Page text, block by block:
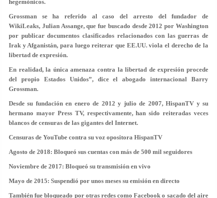
hegemónicos.
Grossman se ha referido al caso del arresto del fundador de
WikiLeaks, Julian Assange, que fue buscado desde 2012 por Washington
por publicar documentos clasificados relacionados con las guerras de
Irak y Afganistán, para luego reiterar que EE.UU. viola el derecho de la
libertad de expresión.
En realidad, la única amenaza contra la libertad de expresión procede
del propio Estados Unidos”, dice el abogado internacional Barry
Grossman.
Desde su fundación en enero de 2012 y julio de 2007, HispanTV y su
hermano mayor Press TV, respectivamente, han sido reiteradas veces
blancos de censuras de las gigantes del Internet.
Censuras de YouTube contra su voz opositora HispanTV
Agosto de 2018: Bloqueó sus cuentas con más de 500 mil seguidores
Noviembre de 2017: Bloqueó su transmisión en vivo
Mayo de 2015: Suspendió por unos meses su emisión en directo
También fue bloqueado por otras redes como Facebook o sacado del aire